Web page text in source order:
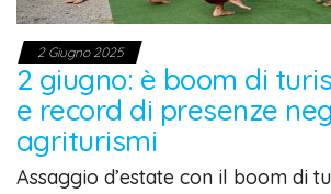
2 Giugno 2025
2 giugno: è boom di
e record di presenze
agriturismi
Assaggio d’estate con il boom di